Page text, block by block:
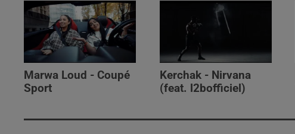
Marwa Loud - Coupé
Sport
Kerchak - Nirvana
(feat. ‪l2bofficiel‬)